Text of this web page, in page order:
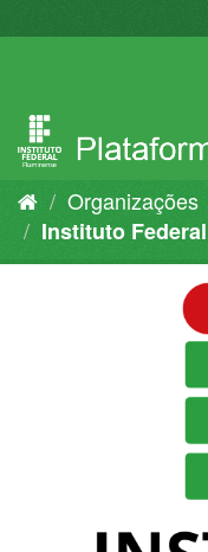
para
Organizações
Instituto